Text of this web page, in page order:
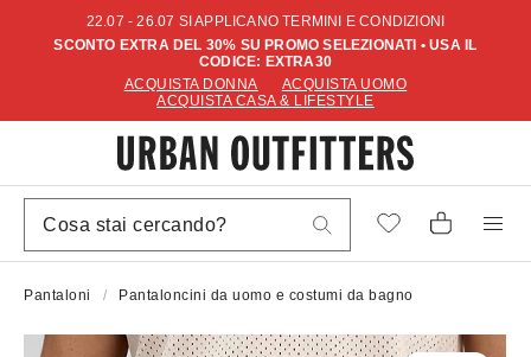
22.07 - 26.07 SI APPLICANO TERMINI E CONDIZIONI
SCONTO EXTRA DEL 30% SU PROMO SELEZIONATI • USA IL
CODICE: EXTRA30
ACQUISTA DONNA
ACQUISTA UOMO
ACQUISTA CASA & LIFESTYLE
Pantaloni Pantaloncini da uomo e costumi da bagno